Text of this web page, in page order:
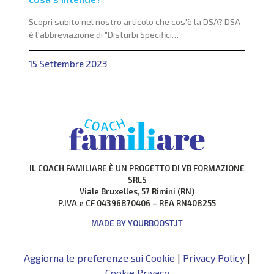
Scopri subito nel nostro articolo che cos'è la DSA? DSA
è l'abbreviazione di "Disturbi Specifici
dell'Apprendimento", che coinvolgono abilità diverse.
15 Settembre 2023
IL COACH FAMILIARE È UN PROGETTO DI YB FORMAZIONE
SRLS
Viale Bruxelles, 57 Rimini (RN)
P.IVA e CF 04396870406 – REA RN408255
MADE BY YOURBOOST.IT
Aggiorna le preferenze sui Cookie | Privacy Policy |